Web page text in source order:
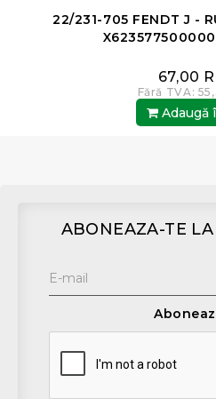
22/231-705 FENDT J -
67,00
Fără TVA:
Adaugă
ABONEAZA-TE